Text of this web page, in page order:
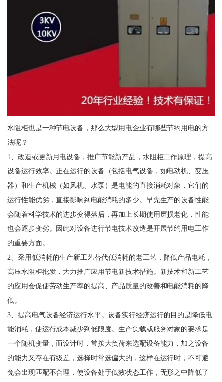
水阻柜也是一种节电设备，那么大型用电企业有哪些节约用电的方
法呢？
1、改造或更新用电设备，推广节能新产品，水阻柜工作原理，提高
设备运行效率。正在运行的设备（包括电气设备，如电动机、变压
器）和生产机械（如风机、水泵）是电能的直接消耗对象，它们的
运行性能优劣，直接影响到电能消耗的多少。早先生产的设备性能
会随着科学技术的进步变得落后，再加上长期使用磨损老化，性能
也会逐步变劣。因此对设备进行节电技术改造是开展节约用电工作
的重要方面。
2、采用低消耗的生产新工艺替代低消耗的老工艺，降低产品电耗，
高压水阻柜批发，大力推广应用节电新技术措施。新技术和新工艺
的应用会促使劳动生产率的提高、产品质量的改善和电能消耗的降
低。
3、提高电气设备经济运行水平。设备实行经济运行的目的是降低电
能消耗，使运行成本减少到低限度。生产负载或服务对象的要求是
一个随机变量，而设计时，常按大负荷来选配设备能力，加之设备
的能力又存在有级差，选择时常选偏大的，这样在运行时，不可避
免会出现匹配不合理，使设备处于低效状态工作，无形之中降低了